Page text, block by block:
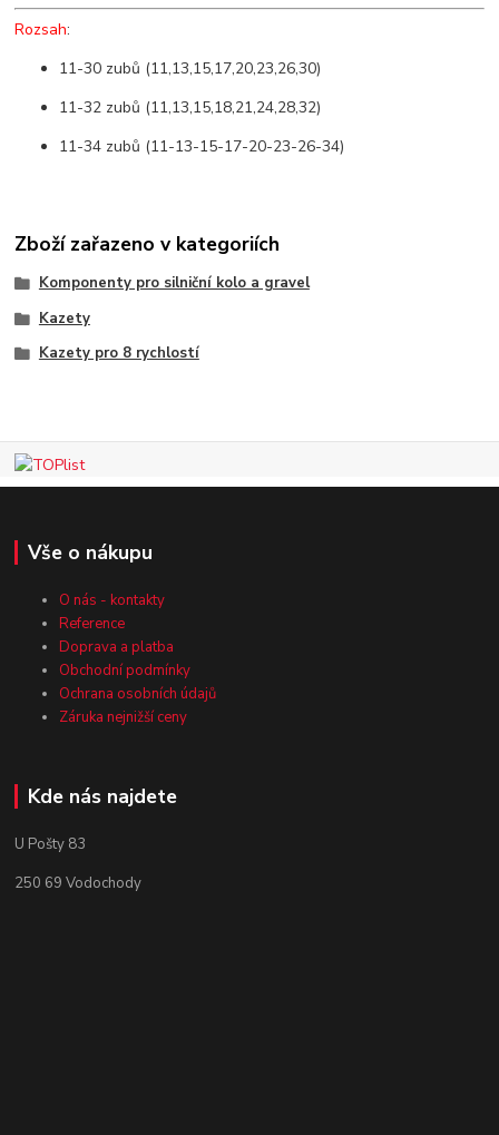
Rozsah:
11-30 zubů (11,13,15,17,20,23,26,30)
11-32 zubů (11,13,15,18,21,24,28,32)
11-34 zubů (11-13-15-17-20-23-26-34)
Zboží zařazeno v kategoriích
Komponenty pro silniční kolo a gravel
Kazety
Kazety pro 8 rychlostí
Vše o nákupu
O nás - kontakty
Reference
Doprava a platba
Obchodní podmínky
Ochrana osobních údajů
Záruka nejnižší ceny
Kde nás najdete
U Pošty 83
250 69 Vodochody